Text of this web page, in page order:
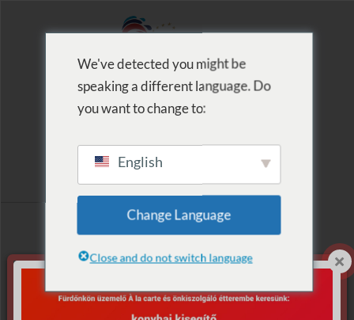
2020. Pápa és
látnivalói
We've detected you might be
speaking a different language. Do
you want to change to:
English
Change Language
Close and do not switch language